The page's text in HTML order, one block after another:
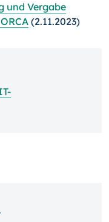
und Vergabe
(2.11.2023)